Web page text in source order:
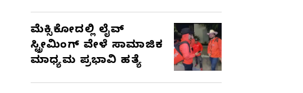
ಮೆಕ್ಸಿಕೋದಲ್ಲಿ ಲೈವ್
ಸ್ಟ್ರೀಮಿಂಗ್ ವೇಳೆ ಸಾಮಾಜಿಕ
ಮಾಧ್ಯಮ ಪ್ರಭಾವಿ ಹತ್ಯೆ